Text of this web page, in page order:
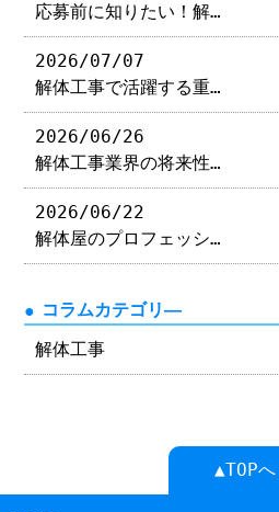
応募前に知りたい！解…
2026/07/07
解体工事で活躍する重…
2026/06/26
解体工事業界の将来性…
2026/06/22
解体屋のプロフェッシ…
コラムカテゴリ―
解体工事
▲TOPへ